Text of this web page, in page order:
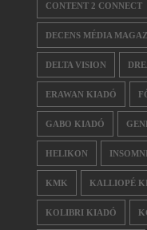
CONTENT 2 CONNECT
DECENS MÉDIA
DELTA VISION
ERAWAN KIADÓ
GABO KIADÓ
HELIKON
KMK KALLIOPÉ
KOLIBRI KIADÓ